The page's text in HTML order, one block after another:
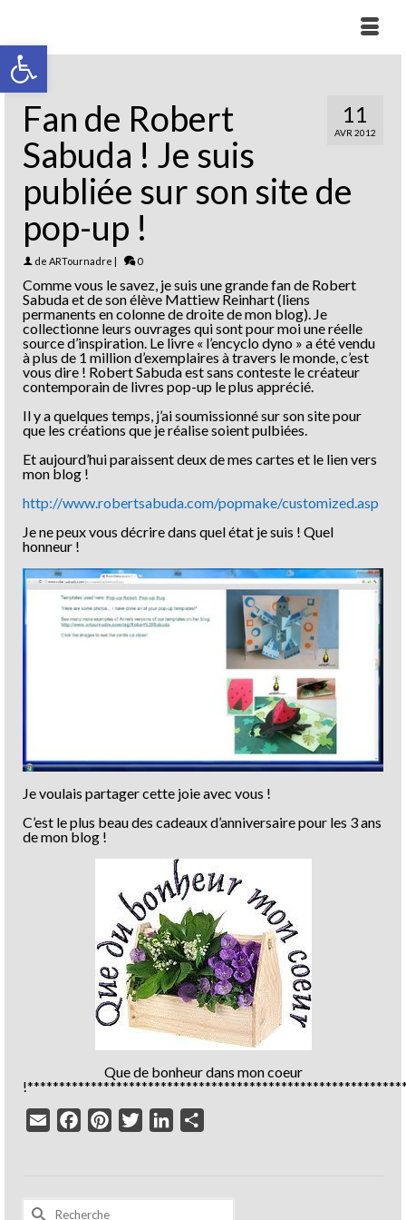
Ouvrir la barre d’outils
11
AVR 2012
Fan de Robert
Sabuda ! Je suis
publiée sur son site de
pop-up !
de ARTournadre | 0
Comme vous le savez, je suis une grande fan de Robert
Sabuda et de son élève Mattiew Reinhart (liens
permanents en colonne de droite de mon blog). Je
collectionne leurs ouvrages qui sont pour moi une réelle
source d’inspiration. Le livre « l’encyclo dyno » a été vendu
à plus de 1 million d’exemplaires à travers le monde, c’est
vous dire ! Robert Sabuda est sans conteste le créateur
contemporain de livres pop-up le plus apprécié.
Il y a quelques temps, j’ai soumissionné sur son site pour
que les créations que je réalise soient pulbiées.
Et aujourd’hui paraissent deux de mes cartes et le lien vers
mon blog !
http://www.robertsabuda.com/popmake/customized.asp
Je ne peux vous décrire dans quel état je suis ! Quel
honneur !
Je voulais partager cette joie avec vous !
C’est le plus beau des cadeaux d’anniversaire pour les 3 ans
de mon blog !
Que de bonheur dans mon coeur
Email
FacebookPinterestTwitterLinkedIn
Rechercher :